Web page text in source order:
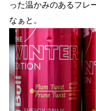
った温かみのあるフレ
なぁと。